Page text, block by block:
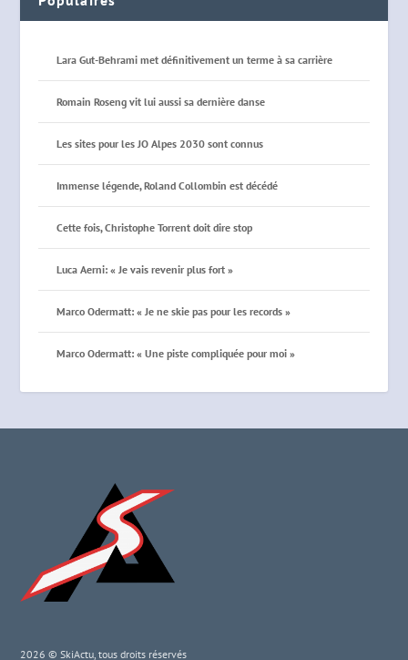
Lara Gut-Behrami met définitivement un terme à sa carrière
Romain Roseng vit lui aussi sa dernière danse
Les sites pour les JO Alpes 2030 sont connus
Immense légende, Roland Collombin est décédé
Cette fois, Christophe Torrent doit dire stop
Luca Aerni: « Je vais revenir plus fort »
Marco Odermatt: « Je ne skie pas pour les records »
Marco Odermatt: « Une piste compliquée pour moi »
2026 © SkiActu, tous droits réservés